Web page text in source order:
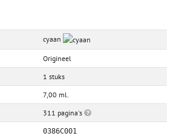
cyaan
Origineel
1 stuks
7,00 ml.
311 pagina's
0386C001